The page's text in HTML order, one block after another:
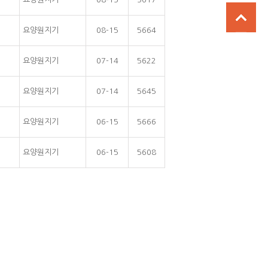
요양원지기 08-15 5664
요양원지기 07-14 5622
요양원지기 07-14 5645
요양원지기 06-15 5666
요양원지기 06-15 5608